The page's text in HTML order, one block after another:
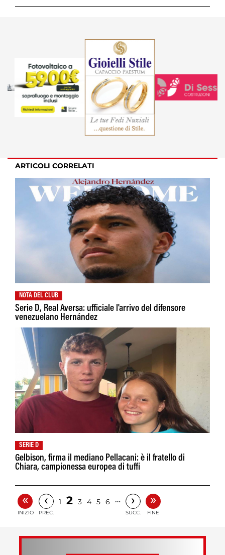
ARTICOLI CORRELATI
NOTA DEL CLUB
Serie D, Real Aversa: ufficiale l'arrivo del difensore
venezuelano Hernández
SERIE D
Gelbison, firma il mediano Pellacani: è il fratello di
Chiara, campionessa europea di tuffi
«
INIZIO
‹
PREC.
1 2 3 4 5 6 … ›
SUCC.
»
FINE